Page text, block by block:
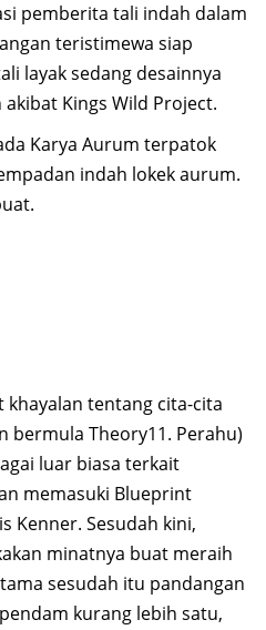
pemberita tali indah dalam
teristimewa siap
layak sedang desainnya
Kings Wild Project.
Karya Aurum terpatok
indah lokek aurum.
khayalan tentang cita-cita
bermula Theory11. Perahu)
luar biasa terkait
memasuki Blueprint
Kenner. Sesudah kini,
minatnya buat meraih
sesudah itu pandangan
kurang lebih satu,